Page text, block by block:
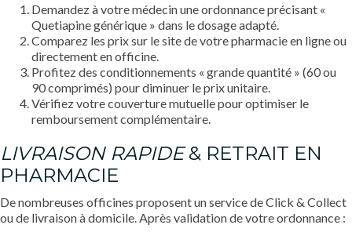
Demandez à votre médecin une ordonnance précisant «
Quetiapine générique » dans le dosage adapté.
Comparez les prix sur le site de votre pharmacie en ligne ou
directement en officine.
Profitez des conditionnements « grande quantité » (60 ou
90 comprimés) pour diminuer le prix unitaire.
Vérifiez votre couverture mutuelle pour optimiser le
remboursement complémentaire.
LIVRAISON RAPIDE& RETRAIT EN
PHARMACIE
De nombreuses officines proposent un service de Click & Collect
ou de livraison à domicile. Après validation de votre ordonnance :